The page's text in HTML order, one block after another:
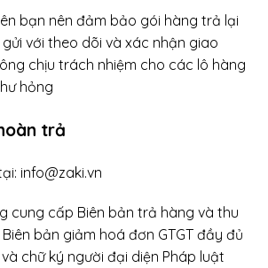
bạn nên đảm bảo gói hàng trả lại
với theo dõi và xác nhận giao
chịu trách nhiệm cho các lô hàng
hỏng
trả
info@zaki.vn
cung cấp Biên bản trả hàng và thu
bản giảm hoá đơn GTGT đầy đủ
chữ ký người đại diện Pháp luật